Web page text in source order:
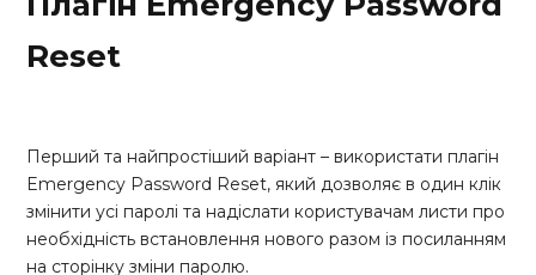
Reset
Перший та найпростіший варіант – використати плагін
Emergency Password Reset, який дозволяє в один клік
змінити усі паролі та надіслати користувачам листи про
необхідність встановлення нового разом із посиланням
на сторінку зміни паролю.